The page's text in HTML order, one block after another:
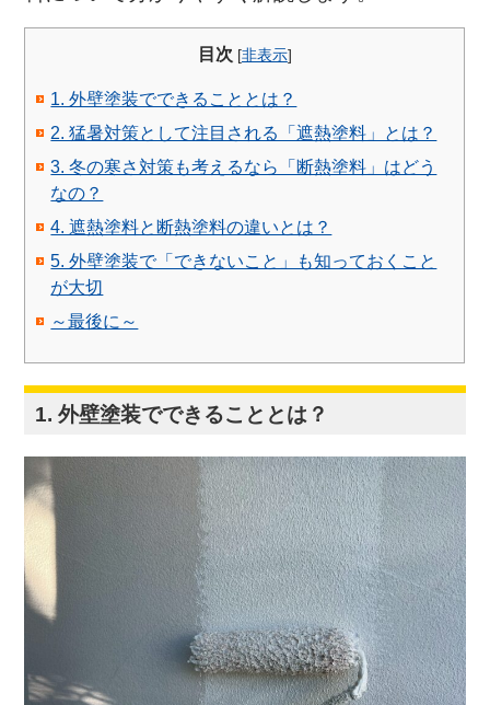
目次 [非表示]
1. 外壁塗装でできることとは？
2. 猛暑対策として注目される「遮熱塗料」とは？
3. 冬の寒さ対策も考えるなら「断熱塗料」はどう
なの？
4. 遮熱塗料と断熱塗料の違いとは？
5. 外壁塗装で「できないこと」も知っておくこと
が大切
～最後に～
1. 外壁塗装でできることとは？